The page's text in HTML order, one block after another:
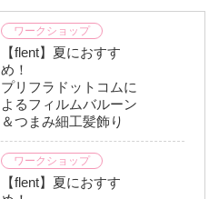
ワークショップ
【flent】夏におすす
め！
プリフラドットコムに
よるフィルムバルーン
＆つまみ細工髪飾り
ワークショップ
【flent】夏におすす